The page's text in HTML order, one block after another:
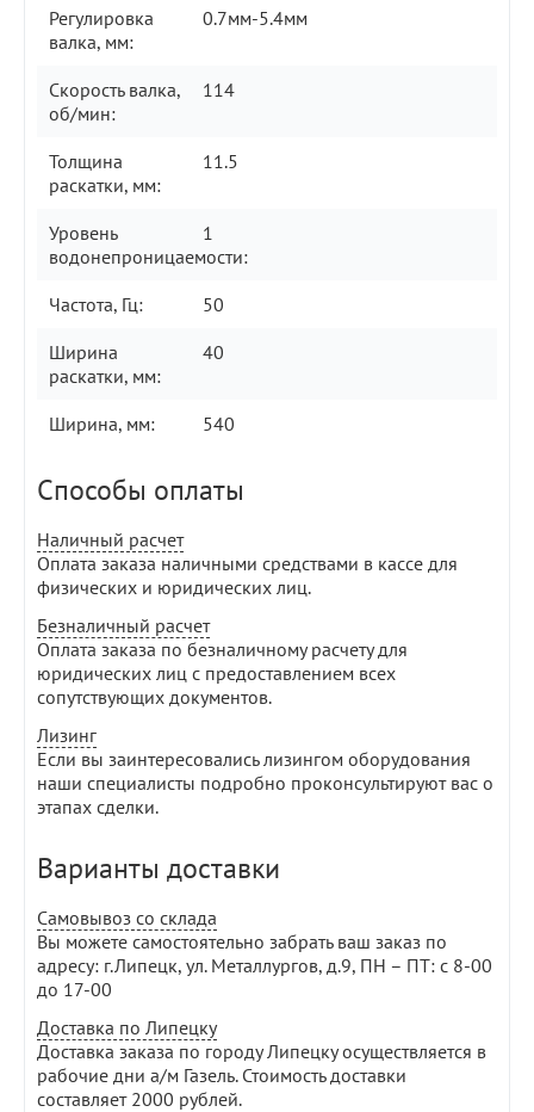
Регулировка
валка, мм:
0.7мм-5.4мм
Скорость валка,
об/мин:
114
Толщина
раскатки, мм:
11.5
Уровень
водонепроницаемости:
1
Частота, Гц:
50
Ширина
раскатки, мм:
40
Ширина, мм: 540
Способы оплаты
Наличный расчет
Оплата заказа наличными средствами в кассе для
физических и юридических лиц.
Безналичный расчет
Оплата заказа по безналичному расчету для
юридических лиц с предоставлением всех
сопутствующих документов.
Лизинг
Если вы заинтересовались лизингом оборудования
наши специалисты подробно проконсультируют вас о
этапах сделки.
Варианты доставки
Самовывоз со склада
Вы можете самостоятельно забрать ваш заказ по
адресу: г.Липецк, ул. Металлургов, д.9, ПН – ПТ: с 8-00
до 17-00
Доставка по Липецку
Доставка заказа по городу Липецку осуществляется в
рабочие дни а/м Газель. Стоимость доставки
составляет 2000 рублей.